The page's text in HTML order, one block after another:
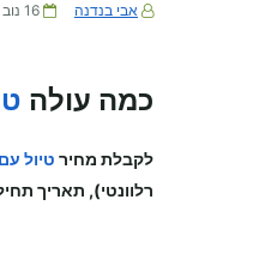
אבי בנדנה 16 נוב 2018
כמה עולה
לקבלת מחיר טיול
רלוונטי), תאריך